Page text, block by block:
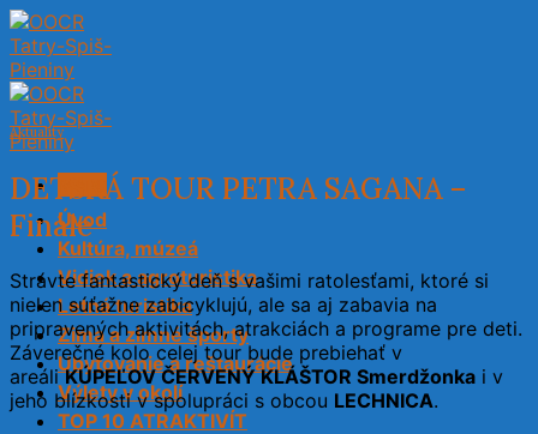
Skip
to
content
Úvod
Kultúra, múzeá
Vidiek a agroturistika
Letná turistika
Zima a zimné športy
Ubytovanie a reštaurácie
Výlety v okolí
TOP 10 ATRAKTIVÍT
Aktuality
DETSKÁ TOUR PETRA SAGANA –
Finále
Strávte fantastický deň s vašimi ratolesťami, ktoré si
nielen súťažne zabicyklujú, ale sa aj zabavia na
pripravených aktivitách, atrakciách a programe pre deti.
Záverečné kolo celej tour bude prebiehať v
areáliKÚPEĽOV ČERVENÝ KLÁŠTOR Smerdžonka i v
jeho blízkosti v spolupráci s obcou LECHNICA.